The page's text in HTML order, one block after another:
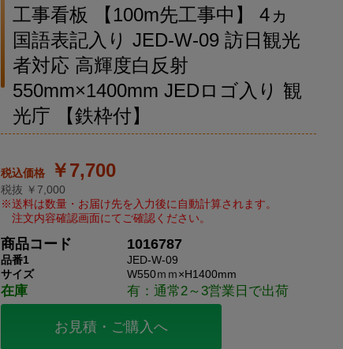
工事看板 【100m先工事中】 4ヵ
国語表記入り JED-W-09 訪日観光
者対応 高輝度白反射
550mm×1400mm JEDロゴ入り 観
光庁 【鉄枠付】
￥7,700
税抜 ￥7,000
商品コード 1016787
品番1
JED-W-09
サイズ
W550ｍｍ×H1400mm
在庫 有：通常2～3営業日で出荷
お見積・ご購入へ